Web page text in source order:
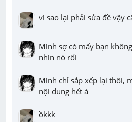
vì sao lại phải sửa đề vậy
Mình sợ có mấy bạn
nhìn nó rối
Mình chỉ sắp xếp lại thôi,
nội dung hết á
ồkkk